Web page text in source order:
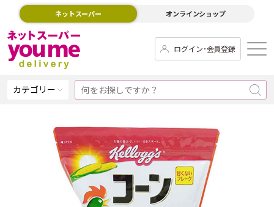
ネットスーパー オンラインショップ
ログイン･会員登録
カテゴリー